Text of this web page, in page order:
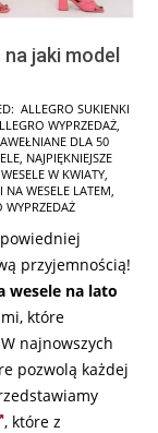
jaki model
ALLEGRO SUKIENKI
WYPRZEDAŻ,
DLA 50
, NAJPIĘKNIEJSZE
W KWIATY,
NA WESELE LATEM,
WYPRZEDAŻ
przyjemnością!
wesele na lato
które
najnowszych
pozwolą każdej
, które z